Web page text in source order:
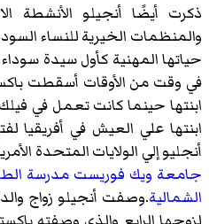
أيضًا أنجيلو الأنشطة
الخيرية للنساء السود في
المهنية كأول سيدة سوداء
من الأوقات أسقطت باكستر
حينما كانت تعمل في فيلك
علي العيش في أفريقيا
إلي الولايات المتحدة
ويك فوريست مدرسة الطب
.وصفت أنجيلو زواج